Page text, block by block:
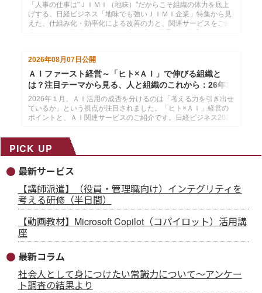
「人事の仕事は"ＪＩＭＩ（地味）"だからこそ組織の体力を底上
げする。日経ビジネス「地味でも強いＪＩＭＩ企業」特集から見
えた、仕組み化・効率化による改善の力と、関連サービスをご紹
2026年08月07日公開
ＡＩファースト経営～「ヒト×ＡＩ」で伸びる組織と
は？注目テーマから見る、人と組織のこれから：26年1
月14日配信
2026年１月、ＡＩ活用の成否を分けるのは「考える力を引き出せ
ているか」という視点が注目されました。「ヒト×ＡＩ」経営の
ポイントと、ＡＩ関連サービスのご紹介です。日経ビジネス2025
ールマガジン26年１月14配信分です。
PICK UP
最新サービス
【講師派遣】（役員・管理職向け）インテグリティを
考える研修（半日間）
【動画教材】Microsoft Copilot（コパイロット）活用講
座
最新コラム
社会人として身につけたい常識力について～アンケー
ト調査の結果より